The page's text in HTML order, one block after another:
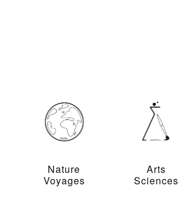
Nature
Voyages
Arts
Sciences